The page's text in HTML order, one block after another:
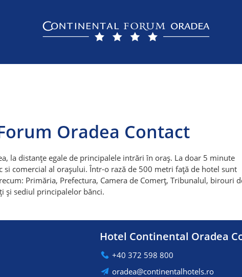
Oradea Contact
la distanțe egale de principalele intrări în oraș. La doar 5 minute
si comercial al orașului. Într-o rază de 500 metri faţă de hotel sunt
Primăria, Prefectura, Camera de Comerţ, Tribunalul, birouri
şi sediul principalelor bănci.
Hotel Continental Oradea
+40 372 598 800
oradea@continentalhotels.ro